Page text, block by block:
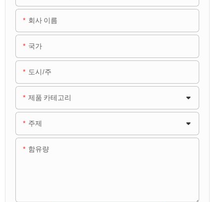
회사 이름
국가
도시/주
제품 카테고리
주제
함유량